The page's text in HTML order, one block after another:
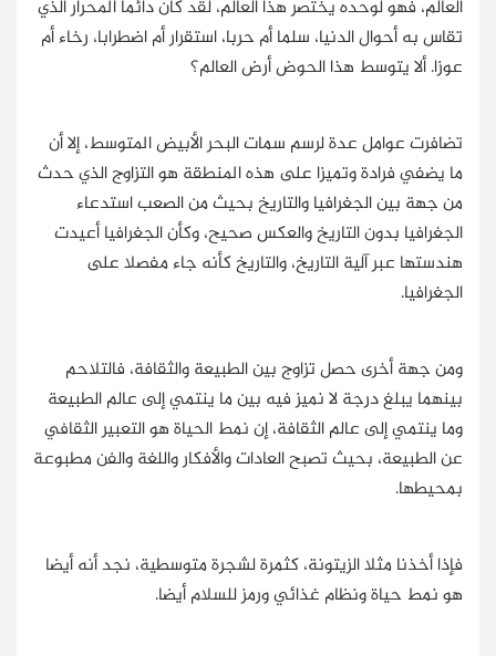
العالم، فهو لوحده يختصر هذا العالم، لقد كان دائما المحرار الذي
تقاس به أحوال الدنيا، سلما أم حربا، استقرار أم اضطرابا، رخاء أم
عوزا. ألا يتوسط هذا الحوض أرض العالم؟
تضافرت عوامل عدة لرسم سمات البحر الأبيض المتوسط، إلا أن
ما يضفي فرادة وتميزا على هذه المنطقة هو التزاوج الذي حدث
من جهة بين الجغرافيا والتاريخ بحيث من الصعب استدعاء
الجغرافيا بدون التاريخ والعكس صحيح، وكأن الجغرافيا أعيدت
هندستها عبر آلية التاريخ، والتاريخ كأنه جاء مفصلا على
الجغرافيا.
ومن جهة أخرى حصل تزاوج بين الطبيعة والثقافة، فالتلاحم
بينهما يبلغ درجة لا نميز فيه بين ما ينتمي إلى عالم الطبيعة
وما ينتمي إلى عالم الثقافة، إن نمط الحياة هو التعبير الثقافي
عن الطبيعة، بحيث تصبح العادات والأفكار واللغة والفن مطبوعة
بمحيطها.
فإذا أخذنا مثلا الزيتونة، كثمرة لشجرة متوسطية، نجد أنه أيضا
هو نمط حياة ونظام غذائي ورمز للسلام أيضا.